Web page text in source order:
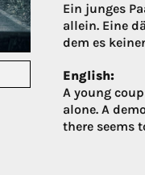
Ein junges
allein. Eine
dem es
English:
A young
alone. A
there seems